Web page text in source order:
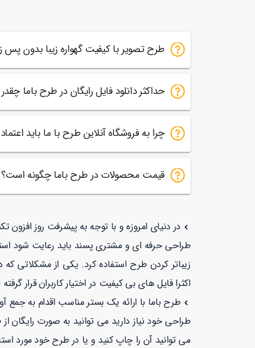
35
طرح تصویر با کیفیت گهواره زیبا بدون
حداکثر دانلود فایل رایگان در طرح باما
چرا به فروشگاه آنلاین طرح با ما باید
قیمت محصولات در طرح باما چگونه است؟
در دنیای امروزه و با توجه به پیشرفت روز
طراحی حرفه ای و مشتری پسند باید رعایت شود
زیباتر کردن طرح استفاده کرد. یکی از مشکلاتی که
اکثرا فایل های بی کیفیت در اختیار کاربران قرار
طرح باما با ارائه یک بستر مناسب اقدام به
طراحی خود نیاز دارید می توانید به صورت رایگان
می توانید آن را چاپ کنید و یا در طرح خود مورد